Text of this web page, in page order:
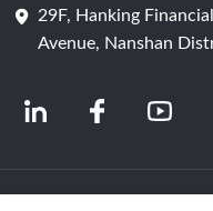
Елемент батареї
29F, Hanking
Avenue, Nanshan
© 2024 Китайські виробники